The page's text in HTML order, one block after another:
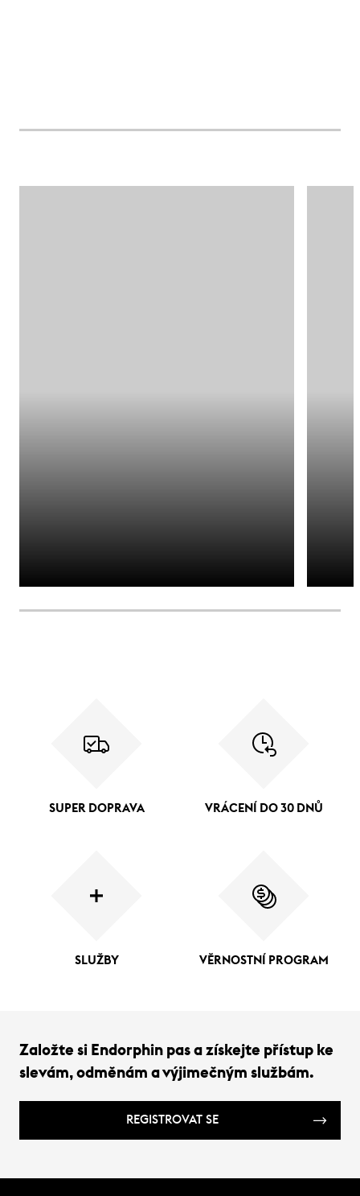
SUPER DOPRAVA VRÁCENÍ DO 30 DNŮ
SLUŽBY VĚRNOSTNÍ PROGRAM
Založte si Endorphin pas a získejte přístup ke
slevám, odměnám a výjimečným službám.
REGISTROVAT SE